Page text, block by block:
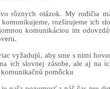
rôznych otázok. My rodičia
rozširujeme ich
komunikáciou im
vyžadujú, aby sme s nimi
ich slovnej zásobe, ale aj na
pomôcku